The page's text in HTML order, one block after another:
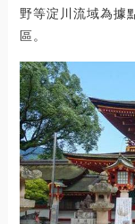
野等淀川流域為據
區。